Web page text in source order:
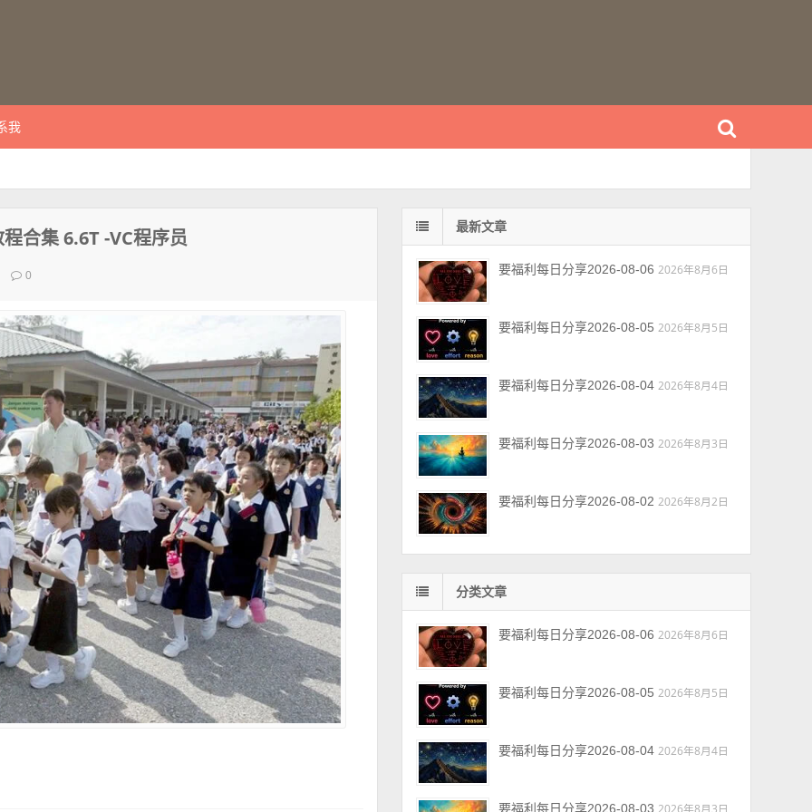
我
合集 6.6T -VC程序员
0
最新文章
要福利每日分享2026-08-06 2026年8月6日
要福利每日分享2026-08-05 2026年8月5日
要福利每日分享2026-08-04 2026年8月4日
要福利每日分享2026-08-03 2026年8月3日
要福利每日分享2026-08-02 2026年8月2日
分类文章
要福利每日分享2026-08-06 2026年8月6日
要福利每日分享2026-08-05 2026年8月5日
要福利每日分享2026-08-04 2026年8月4日
要福利每日分享2026-08-03 2026年8月3日